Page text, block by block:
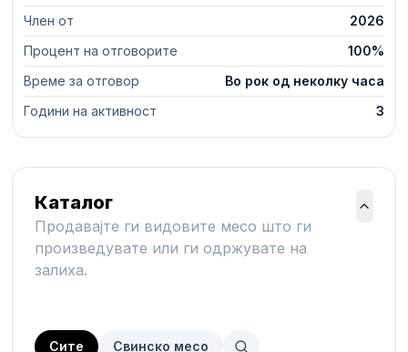
Каталог
Продавајте ги видовите месо што ги
произведувате или ги одржувате на
залиха.
Сите Свинско месо
Член от
2026
Процент на отговорите
100%
Време за отговор
Во рок од неколку часа
Години на активност
3